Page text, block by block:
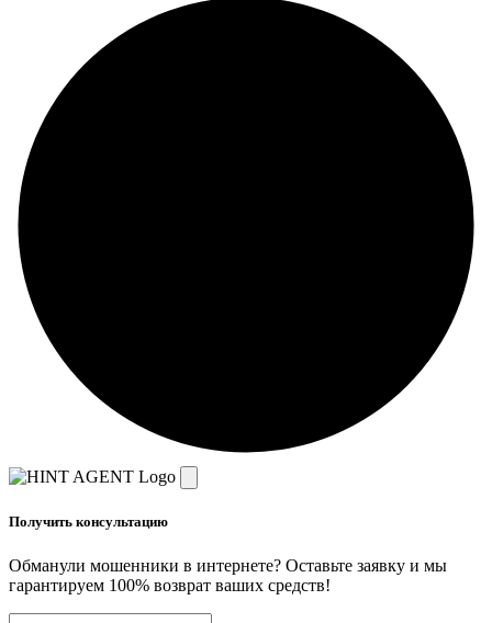
Получить консультацию
Обманули мошенники в интернете? Оставьте заявку и мы
гарантируем 100% возврат ваших средств!